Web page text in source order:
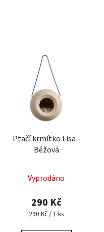
Ptačí krmítko Lisa -
Béžová
Vyprodáno
290 Kč
Měrná
290 Kč / 1 ks